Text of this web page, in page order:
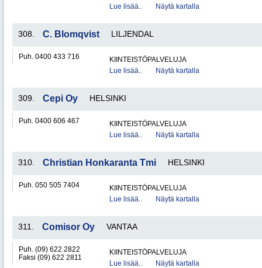
Lue lisää..
Näytä kartalla
308. C. Blomqvist LILJENDAL
Puh. 0400 433 716
KIINTEISTÖPALVELUJA
Lue lisää..
Näytä kartalla
309. Cepi Oy HELSINKI
Puh. 0400 606 467
KIINTEISTÖPALVELUJA
Lue lisää..
Näytä kartalla
310. Christian Honkaranta Tmi HELSINKI
Puh. 050 505 7404
KIINTEISTÖPALVELUJA
Lue lisää..
Näytä kartalla
311. Comisor Oy VANTAA
Puh. (09) 622 2822
Faksi (09) 622 2811
KIINTEISTÖPALVELUJA
Lue lisää..
Näytä kartalla